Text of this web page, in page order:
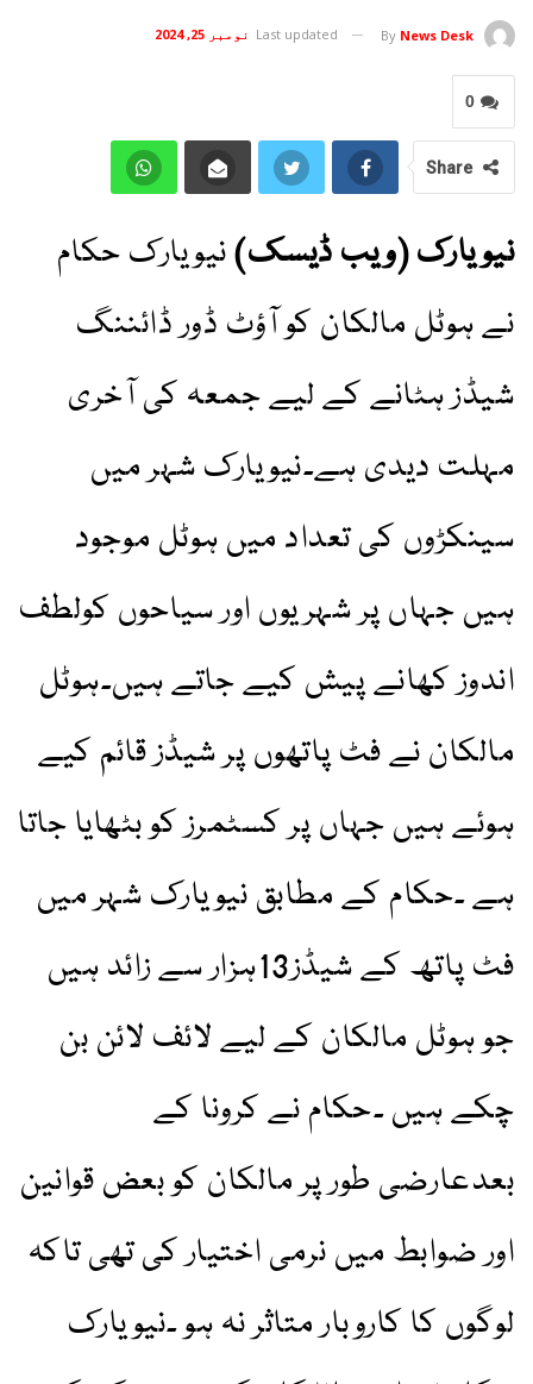
By News Desk
Last updated نومبر 25, 2024
0
Share
نیویارک (ویب ڈیسک)نیویارک حکام
نے ہوٹل مالکان کو آؤٹ ڈور ڈائننگ
شیڈز ہٹانے کے لیے جمعہ کی آخری
مہلت دیدی ہے۔نیویارک شہر میں
سینکڑوں کی تعداد میں ہوٹل موجود
ہیں جہاں پر شہریوں اور سیاحوں کولطف
اندوز کھانے پیش کیے جاتے ہیں۔ہوٹل
مالکان نے فٹ پاتھوں پر شیڈز قائم کیے
ہوئے ہیں جہاں پر کسٹمرز کو بٹھایا جاتا
ہے ۔حکام کے مطابق نیویارک شہر میں
فٹ پاتھ کے شیڈز13ہزار سے زائد ہیں
جو ہوٹل مالکان کے لیے لائف لائن بن
چکے ہیں ۔حکام نے کرونا کے
بعدعارضی طور پر مالکان کو بعض قوانین
اور ضوابط میں نرمی اختیار کی تھی تاکہ
لوگوں کا کاروبار متاثر نہ ہو ۔نیویارک